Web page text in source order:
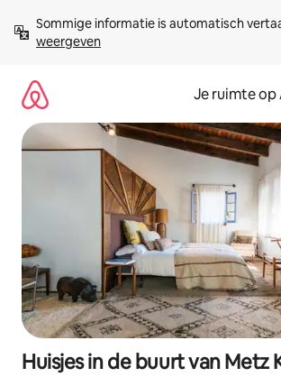
direct
naar
Sommige informatie is automatisch
weergeven
Je ruimte
Huisjes in de buurt van Metz